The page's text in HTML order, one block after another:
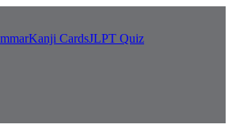
Kanji CardsJLPT Quiz